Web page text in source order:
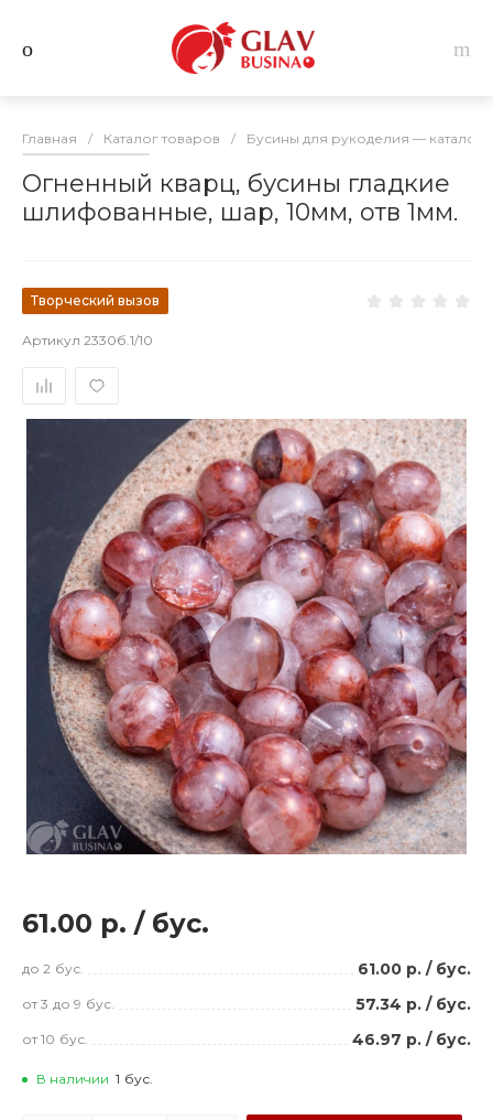
Главная / Каталог товаров / Бусины для рукоделия — каталог
Огненный кварц, бусины гладкие
шлифованные, шар, 10мм, отв 1мм.
Творческий вызов
Артикул 2330б.1/10
61.00 р. / бус.
до 2 бус. 61.00 р. / бус.
от 3 до 9 бус. 57.34 р. / бус.
от 10 бус. 46.97 р. / бус.
В наличии 1 бус.